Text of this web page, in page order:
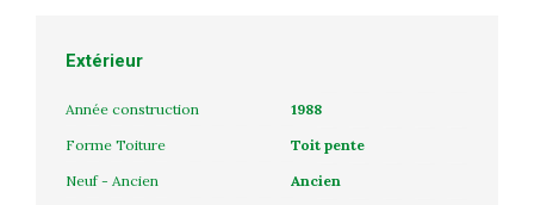
Extérieur
Année construction
1988
Forme Toiture
Toit pente
Neuf - Ancien
Ancien